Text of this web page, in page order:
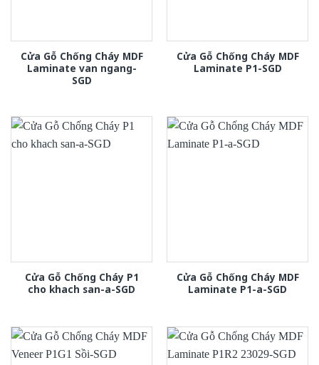
Cửa Gỗ Chống Cháy MDF
Laminate van ngang-
SGD
Cửa Gỗ Chống Cháy MDF
Laminate P1-SGD
Cửa Gỗ Chống Cháy P1
cho khach san-a-SGD
Cửa Gỗ Chống Cháy MDF
Laminate P1-a-SGD